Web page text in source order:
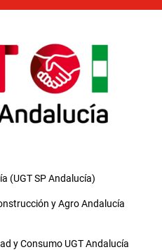
(UGT SP Andalucía)
y Agro Andalucía
y Consumo UGT Andalucía